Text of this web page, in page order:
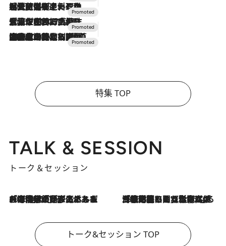
2026.7.24
【夏限定ディナーコース】旬を迎える稚鮎や花ズッキーニなどをイタリア・トスカーナの郷土料理の手法で満喫！
2026.7.17
「土佐和ハーブかき氷」がOMO7高知に登場！生姜、山椒、大葉など目にも舌にも涼を呼ぶ郷土の味
2026.7.10
NEW OPEN！【界 草津】名湯の地に誕生。趣の異なる2種の温泉と上州ならではの会席・蕎麦割烹など美食を味わう究極の癒やし旅
特集 TOP
TALK & SESSION
トーク＆セッション
2026.8.3
「今後値上げがあるとすれば…」「リスクがあるのは今年の冬」エネルギー専門家が語る、ホルムズ海峡封鎖が家庭にもたらす“ある心配” 2026.8.3
「住宅建てられない…」「サーチャージ料の高値が続いている」ホルムズ海峡封鎖による影響はいつまで続く？《エネルギー専門家に聞く“どうなる日本の暮らし”》
トーク&セッション TOP